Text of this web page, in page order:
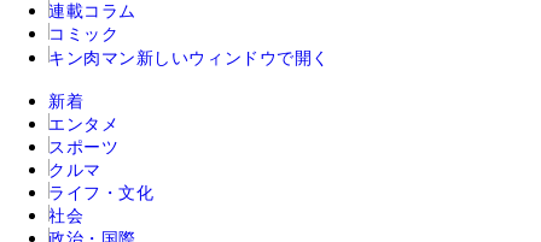
連載コラム
コミック
キン肉マン 新しいウィンドウで開く
新着
エンタメ
スポーツ
クルマ
ライフ・文化
社会